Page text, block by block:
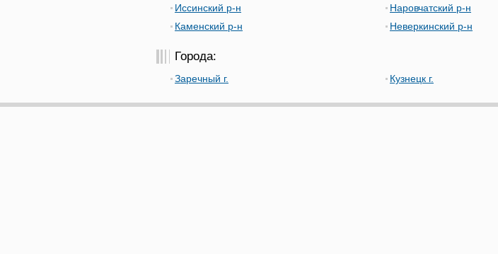
Иссинский р-н
Каменский р-н
Наровчатский р-н
Неверкинский р-н
Города:
Заречный г. Кузнецк г.